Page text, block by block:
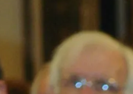
tudásközvetítés szekciójában
kulturális emlékezet az MI
A „Lokális világok, társadalmi